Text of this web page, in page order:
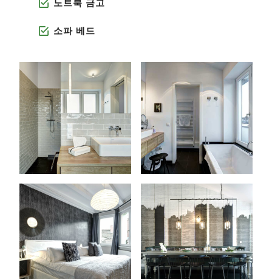
노트북 금고
소파 베드